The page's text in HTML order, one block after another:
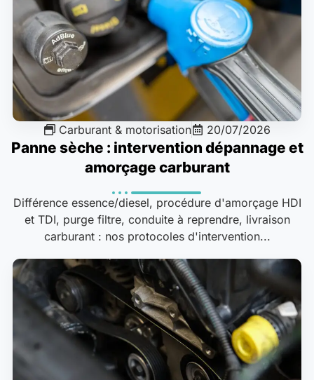
Carburant & motorisation 20/07/2026
Panne sèche : intervention dépannage et
amorçage carburant
Différence essence/diesel, procédure d'amorçage HDI
et TDI, purge filtre, conduite à reprendre, livraison
carburant : nos protocoles d'intervention...